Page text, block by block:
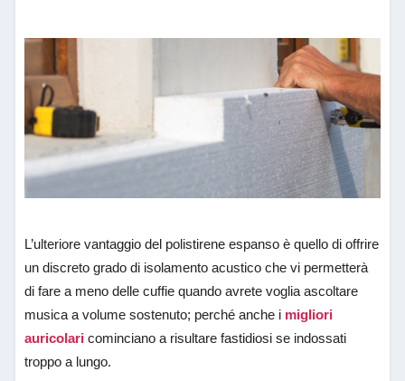
L’ulteriore vantaggio del polistirene espanso è quello di offrire
un discreto grado di isolamento acustico che vi permetterà
di fare a meno delle cuffie quando avrete voglia ascoltare
musica a volume sostenuto; perché anche i migliori
auricolari cominciano a risultare fastidiosi se indossati
troppo a lungo.